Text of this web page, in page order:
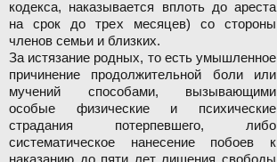
кодекса, наказывается вплоть до ареста
на срок до трех месяцев) со стороны
членов семьи и близких.
За истязание родных, то есть умышленное
причинение продолжительной боли или
мучений способами, вызывающими
особые физические и психические
страдания потерпевшего, либо
систематическое нанесение побоев к
наказанию до пяти лет лишения свободы